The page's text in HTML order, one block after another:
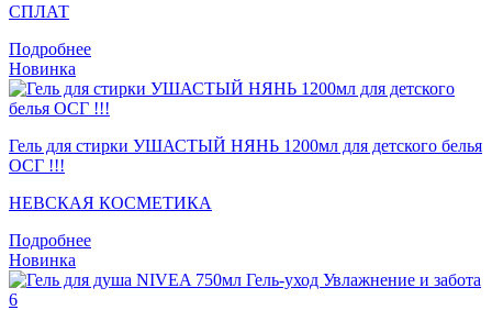
СПЛАТ
Подробнее
Новинка
Гель для стирки УШАСТЫЙ НЯНЬ 1200мл для детского белья
ОСГ !!!
НЕВСКАЯ КОСМЕТИКА
Подробнее
Новинка